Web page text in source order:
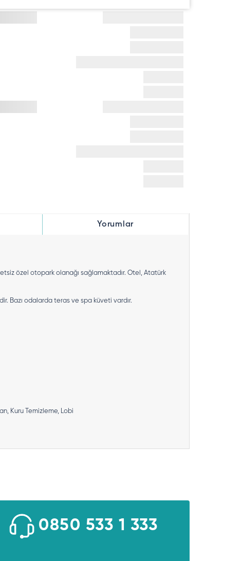
Yorumlar
özel otopark olanağı sağlamaktadır. Otel, Atatürk
Bazı odalarda teras ve spa küveti vardır.
Kuru Temizleme, Lobi
0850 533 1 333